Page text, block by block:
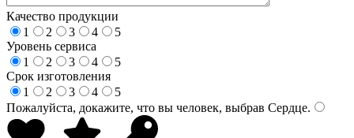
Качество продукции
1
2 3 4
5
Уровень сервиса
1
2 3 4
5
Срок изготовления
1
2 3 4
5
Пожалуйста, докажите, что вы человек, выбрав Сердце.